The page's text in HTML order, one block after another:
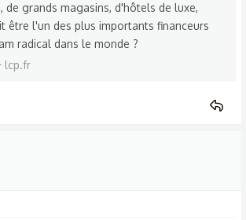
Aérienne ..
de grands magasins, d'hôtels de luxe,
être l'un des plus importants financeurs
radical dans le monde ?
lcp.fr